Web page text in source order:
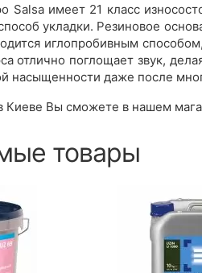
Salsa имеет 21 класс
укладки. Резиновое
иглопробивным
отлично поглощает звук,
насыщенности даже после
Киеве Вы сможете в нашем
товары